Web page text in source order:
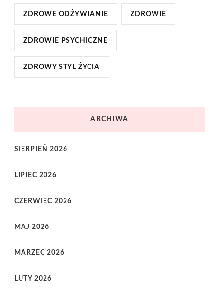
ZDROWE ODŻYWIANIE ZDROWIE
ZDROWIE PSYCHICZNE
ZDROWY STYL ŻYCIA
ARCHIWA
SIERPIEŃ 2026
LIPIEC 2026
CZERWIEC 2026
MAJ 2026
MARZEC 2026
LUTY 2026